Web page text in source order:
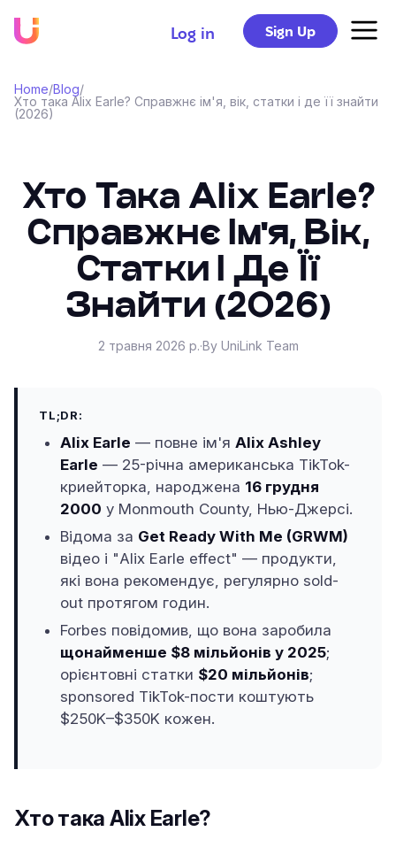
Log in Sign Up
Home/Blog/
Хто така Alix Earle? Справжнє ім'я, вік, статки і де її знайти
(2026)
Хто Така Alix Earle?
Справжнє Ім'я, Вік,
Статки І Де Її
Знайти (2026)
2 травня 2026 р.·By UniLink Team
TL;DR:
Alix Earle — повне ім'я Alix Ashley
Earle — 25-річна американська TikTok-
криейторка, народжена 16 грудня
2000 у Monmouth County, Нью-Джерсі.
Відома за Get Ready With Me (GRWM)
відео і "Alix Earle effect" — продукти,
які вона рекомендує, регулярно sold-
out протягом годин.
Forbes повідомив, що вона заробила
щонайменше $8 мільйонів у 2025;
орієнтовні статки $20 мільйонів;
sponsored TikTok-пости коштують
$250K–$350K кожен.
Хто така Alix Earle?